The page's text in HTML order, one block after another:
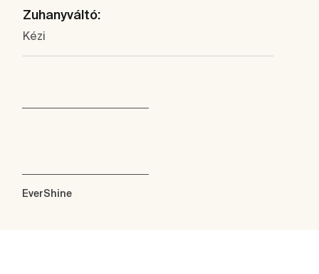
Zuhanyváltó:
Kézi
EverShine